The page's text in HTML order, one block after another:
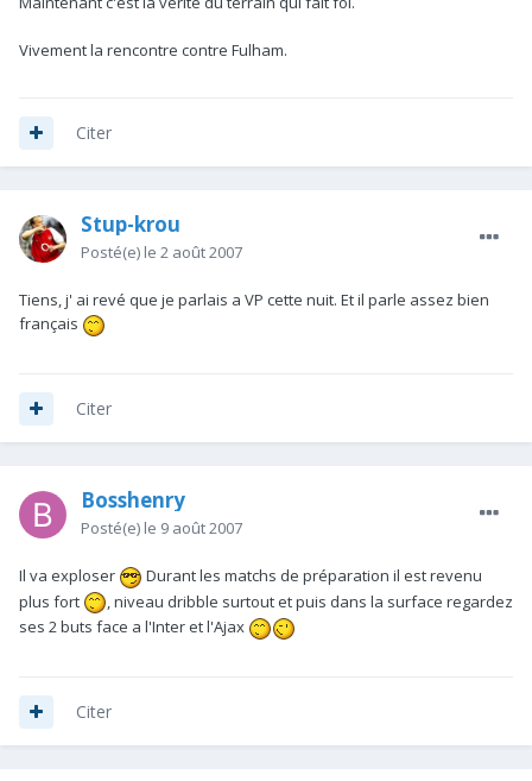
Vivement la rencontre contre Fulham.
Citer
Stup-krou
Posté(e) le 2 août 2007
Tiens, j' ai revé que je parlais a VP cette nuit. Et il parle assez bien
français
Citer
Bosshenry
Posté(e) le 9 août 2007
Il va exploser
Durant les matchs de préparation il est revenu
plus fort
, niveau dribble surtout et puis dans la surface regardez
ses 2 buts face a l'Inter et l'Ajax
Citer